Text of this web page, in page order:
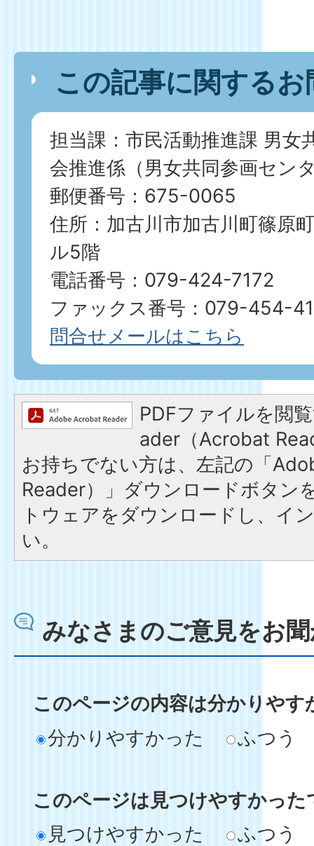
この記事に関する
担当課：市民活動推進課 男女
会推進係（男女共同参画セン
郵便番号：675-0065
住所：加古川市加古川町篠原
ル5階
電話番号：079-424-7172
ファックス番号：079-454-
問合せメールはこちら
PDFファイルを閲
ader（Acrobat
お持ちでない方は、左記の「
Reader）」ダウンロードボタン
トウェアをダウンロードし、イ
い。
みなさまのご意見をお
このページの内容は分かりやす
分かりやすかった
ふつう
このページは見つけやすかった
見つけやすかった
ふつう